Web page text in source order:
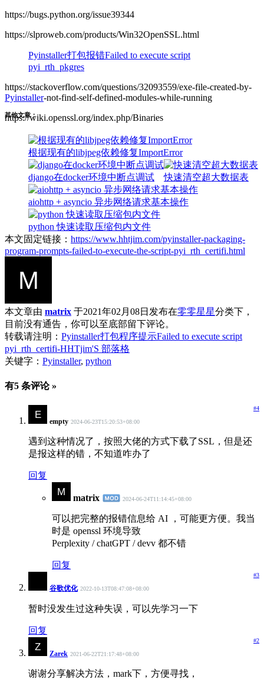
https://bugs.python.org/issue39344
https://slproweb.com/products/Win32OpenSSL.html
Pyinstaller打包报错Failed to execute script
pyi_rth_pkgres
https://stackoverflow.com/questions/32093559/exe-file-created-by-
Pyinstaller-not-find-self-defined-modules-while-running
https://wiki.openssl.org/index.php/Binaries
其他文章：
根据现有的libjpeg依赖修复ImportError
django在docker环境中断点调试 快速清空超大数据表
aiohttp + asyncio 异步网络请求基本操作
python 快速读取压缩包内文件
本文固定链接： https://www.hhtjim.com/pyinstaller-packaging-
program-prompts-failed-to-execute-the-script-pyi_rth_certifi.html
本文章由 matrix 于2021年02月08日发布在零零星星分类下，
目前没有通告，你可以至底部留下评论。
转载请注明： Pyinstaller打包程序提示Failed to execute script
pyi_rth_certifi-HHTjim'S 部落格
关键字： Pyinstaller, python
有5 条评论 »
empty 2024-06-23T15:20:53+08:00
#4
遇到这种情况了，按照大佬的方式下载了SSL，但是还
是报这样的错，不知道咋办了
回复
matrix 2024-06-24T11:14:45+08:00
可以把完整的报错信息给 AI ，可能更方便。我当
时是 openssl 环境导致
Perplexity / chatGPT / devv 都不错
回复
谷歌优化 2022-10-13T08:47:08+08:00
#3
暂时没发生过这种失误，可以先学习一下
回复
Zarek 2021-06-22T21:17:48+08:00
#2
谢谢分享解决方法，mark下，方便寻找，